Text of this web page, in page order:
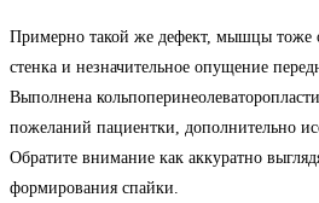
Примерно такой же дефект, мышцы тоже
стенка и незначительное опущение
Выполнена
пожеланий пациентки, дополнительно
Обратите внимание как аккуратно
формирования спайки.